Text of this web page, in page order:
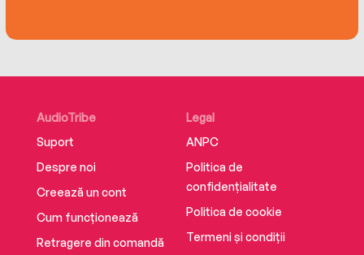
AudioTribe
Suport
Despre noi
Creează un cont
Cum funcționează
Retragere din comandă
Legal
ANPC
Politica de
confidențialitate
Politica de cookie
Termeni și condiții